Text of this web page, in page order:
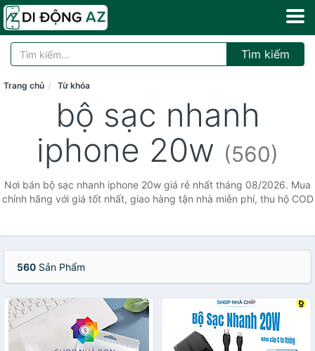
Tìm kiếm
Trang chủ Từ khóa
bộ sạc nhanh
iphone 20w (560)
Nơi bán bộ sạc nhanh iphone 20w giá rẻ nhất tháng 08/2026. Mua
chính hãng với giá tốt nhất, giao hàng tận nhà miễn phí, thu hộ COD
560 Sản Phẩm